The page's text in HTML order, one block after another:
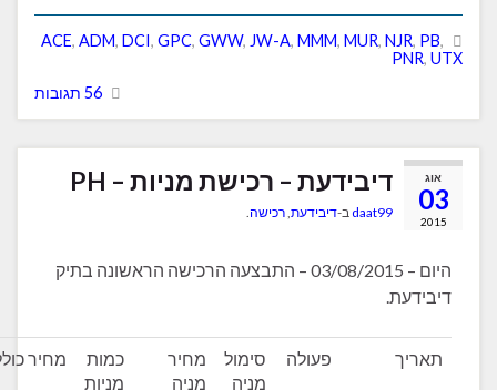
ACE,ADM,DCI, GPC,GWW, JW-A ,MMM,MUR
דיבידעת – רכישת מניות – PH
daat99ב-דיבידעת,רכישה.
היום – 03/08/2015 – התבצעה הרכישה הראשונה בתיק
פעולה
סימול
מחיר
מניה
כמות
מניות
מחיר כולל
דיבידנד